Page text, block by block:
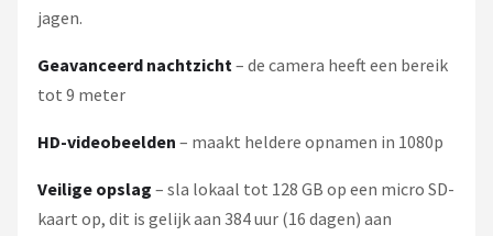
jagen.
Geavanceerd nachtzicht– de camera heeft een bereik
tot 9 meter
HD-videobeelden – maakt heldere opnamen in 1080p
Veilige opslag – sla lokaal tot 128 GB op een micro SD-
kaart op, dit is gelijk aan 384 uur (16 dagen) aan